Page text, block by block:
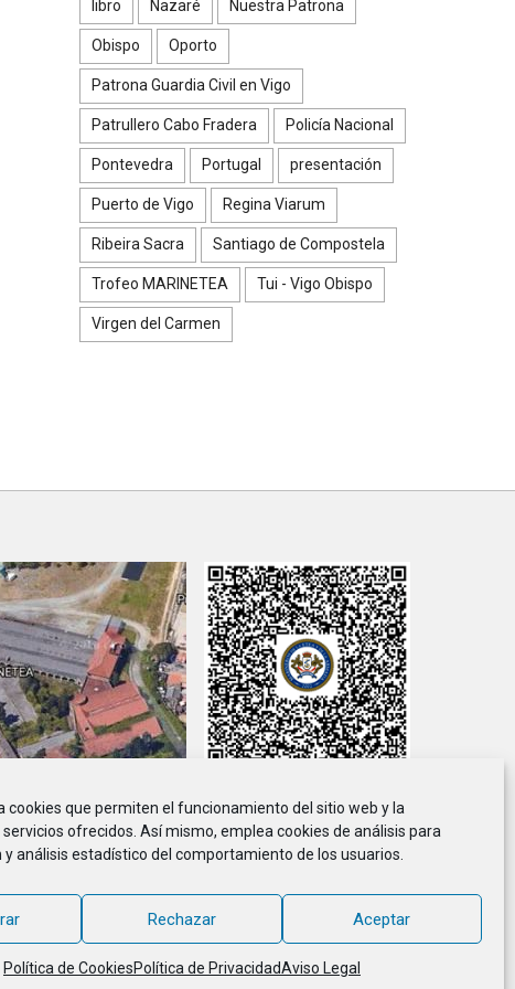
cookies que permiten el funcionamiento del sitio web y la
ofrecidos. Así mismo, emplea cookies de análisis para
análisis estadístico del comportamiento de los usuarios.
Aceptar
Rechazar
Política de CookiesPolítica de PrivacidadAviso Legal
libro Nazaré Nuestra Patrona
Obispo Oporto
Patrona Guardia Civil en Vigo
Patrullero Cabo Fradera Policía Nacional
Pontevedra Portugal presentación
Puerto de Vigo Regina Viarum
Ribeira Sacra Santiago de Compostela
Trofeo MARINETEA Tui - Vigo Obispo
Virgen del Carmen
Aviso Legal Política de Privacidad Política de Cookies
de Marineros de la E.T.E.A. y Armada, CIF G-36.916.328